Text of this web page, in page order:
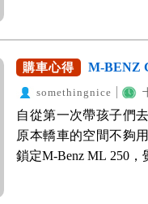
艷麗，卻又與眾不同
輛也都有幾乎符合我
辦法！要繳房貸、要
個爸爸來負擔，在眾
2.0TDI柴油版，一方
度感。 一開始原本屬
我跟它有很深的淵源
全家到處遊山玩水。
尾被H牌的車款親了
明瞭爸爸為什麼會買
換我當父親，當然一
預計買XC60 D4柴油
購車心得 M-BENZ
somethingnice
自從第一次帶孩子們
原本轎車的空間不夠
鎖定M-Benz ML 250